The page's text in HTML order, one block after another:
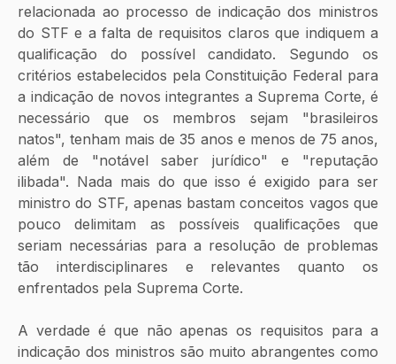
relacionada ao processo de indicação dos ministros
do STF e a falta de requisitos claros que indiquem a
qualificação do possível candidato. Segundo os
critérios estabelecidos pela Constituição Federal para
a indicação de novos integrantes a Suprema Corte, é
necessário que os membros sejam "brasileiros
natos", tenham mais de 35 anos e menos de 75 anos,
além de "notável saber jurídico" e "reputação
ilibada". Nada mais do que isso é exigido para ser
ministro do STF, apenas bastam conceitos vagos que
pouco delimitam as possíveis qualificações que
seriam necessárias para a resolução de problemas
tão interdisciplinares e relevantes quanto os
enfrentados pela Suprema Corte.
A verdade é que não apenas os requisitos para a
indicação dos ministros são muito abrangentes como